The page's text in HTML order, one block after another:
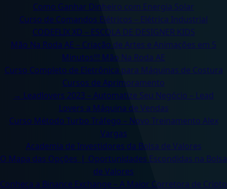
Como Ganhar Dinheiro com Energia Solar
Curso de Comandos Elétricos – Elétrica Industrial
CODEFLIX XD – ESCOLA DE DESIGNER KIDS
Mão Na Roda AE – Criação de Artes e Animações em 5
Minutos!!! Mão Na Roda AE
Curso Completo de Eletrônica para Máquinas de Costura
Cursos de Aprimoramento
→ Leadlovers 2023 – Automatize Seu Negócio – Lead
Lovers a Máquina de Vendas
Curso Método Turbo Tráfego – Novo Treinamento Alex
Vargas
Academia de Investidores da Bolsa de Valores
O Mapa das Opções ❘ Oportunidades Escondidas na Bolsa
de Valores
Conheça a Binance Exchange – A Maior Corretora de Cripto